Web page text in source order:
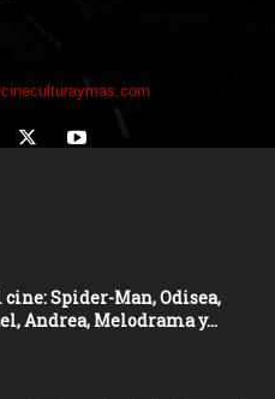
cine: Spider-Man, Odisea,
Andrea, Melodrama y...